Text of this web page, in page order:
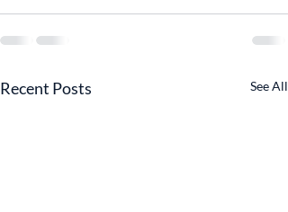
Recent Posts See All